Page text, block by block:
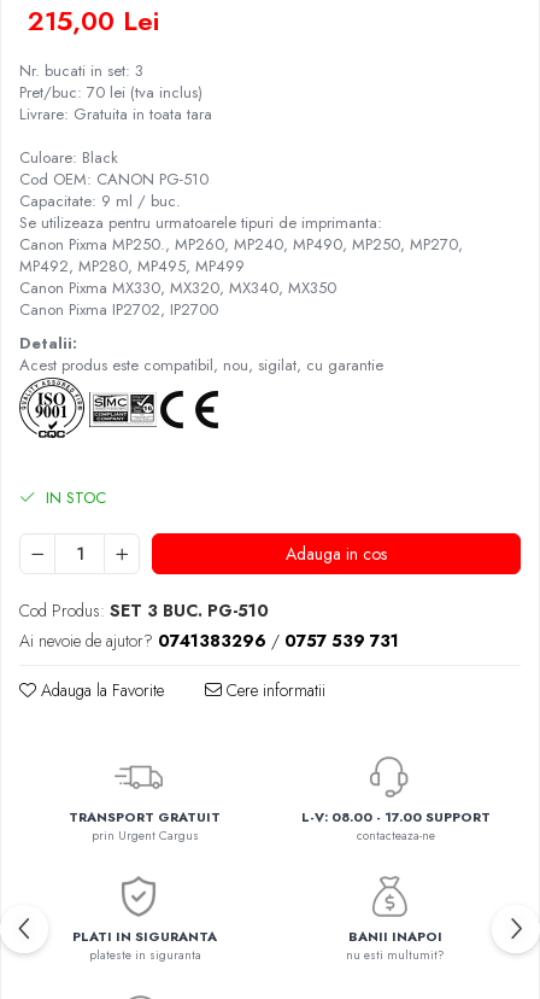
215,00 Lei
Nr. bucati in set: 3
Pret/buc: 70 lei (tva inclus)
Livrare: Gratuita in toata tara
Culoare: Black
Cod OEM: CANON PG-510
Capacitate: 9 ml / buc.
Se utilizeaza pentru urmatoarele tipuri de imprimanta:
Canon Pixma MP250., MP260, MP240, MP490, MP250, MP270,
MP492, MP280, MP495, MP499
Canon Pixma MX330, MX320, MX340, MX350
Canon Pixma IP2702, IP2700
Detalii:
Acest produs este compatibil, nou, sigilat, cu garantie
IN STOC
Adauga in cos
Cod Produs: SET 3 BUC. PG-510
Ai nevoie de ajutor? 0741383296 / 0757 539 731
Adauga la Favorite Cere informatii
TRANSPORT GRATUIT
prin Urgent Cargus
L-V: 08.00 - 17.00 SUPPORT
contacteaza-ne
PLATI IN SIGURANTA
plateste in siguranta
BANII INAPOI
nu esti multumit?